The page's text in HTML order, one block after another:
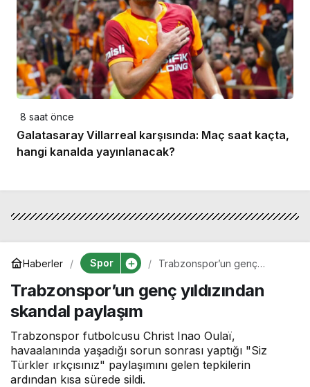
8 saat önce
Galatasaray Villarreal karşısında: Maç saat kaçta,
hangi kanalda yayınlanacak?
Haberler Spor
Trabzonspor’un genç
Trabzonspor’un genç yıldızından
skandal paylaşım
Trabzonspor futbolcusu Christ Inao Oulaï,
havaalanında yaşadığı sorun sonrası yaptığı "Siz
Türkler ırkçısınız" paylaşımını gelen tepkilerin
ardından kısa sürede sildi.